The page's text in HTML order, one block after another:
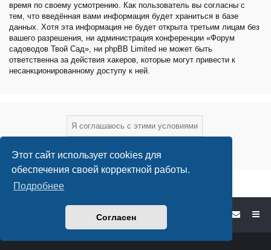
Этот сайт использует cookies для
обеспечения своей корректной работы.
Подробнее
Согласен
время по своему усмотрению. Как пользователь вы согласны с
тем, что введённая вами информация будет храниться в базе
данных. Хотя эта информация не будет открыта третьим лицам без
вашего разрешения, ни администрация конференции «Форум
садоводов Твой Сад», ни phpBB Limited не может быть
ответственна за действия хакеров, которые могут привести к
несанкционированному доступу к ней.
Форум садоводов - список форумов